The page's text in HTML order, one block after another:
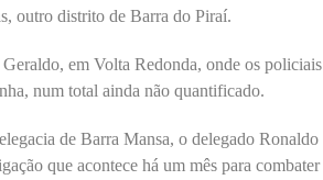
outro distrito de Barra do Piraí.
em Volta Redonda, onde os policiais
num total ainda não quantificado.
de Barra Mansa, o delegado Ronaldo
que acontece há um mês para combater